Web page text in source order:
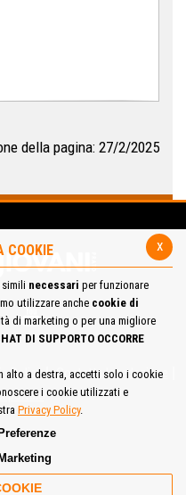
della pagina: 27/2/2025
Policy
Contatta la redazione
portale
x
COOKIE
necessari per funzionare
utilizzare anche cookie di
di marketing o per una migliore
DI SUPPORTO OCCORRE
alto a destra, accetti solo i cookie
i cookie utilizzati e
Privacy Policy.
Preferenze
Marketing